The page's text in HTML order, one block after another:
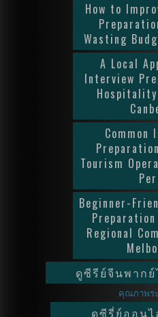
How to
Wasting
A Local
Interview
Hospitality
Common
Tourism
Beginner-
Regional
ดูซีรีย์จีนพากย์
คุณภาพร
ดูซีรี่ย์ออน